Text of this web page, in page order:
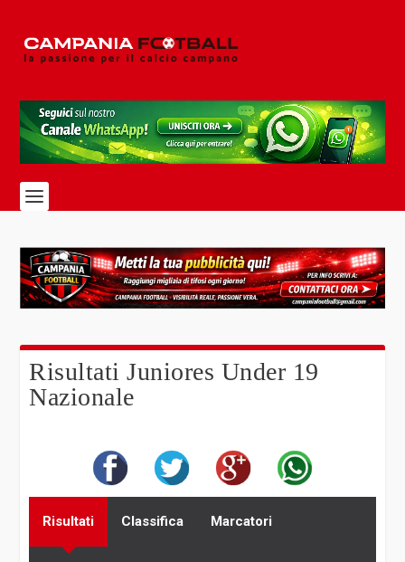
Risultati Juniores Under 19
Nazionale
Risultati Classifica Marcatori